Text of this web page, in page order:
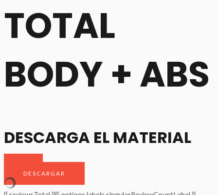
TOTAL
BODY + ABS
DESCARGA EL MATERIAL
DESCARGAR